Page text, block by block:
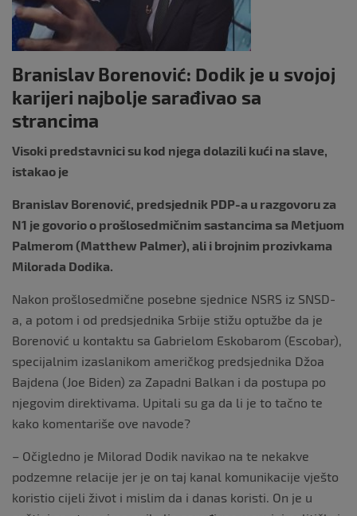
Branislav Borenović: Dodik je u svojoj
karijeri najbolje sarađivao sa
strancima
Visoki predstavnici su kod njega dolazili kući na slave,
istakao je
Branislav Borenović, predsjednik PDP-a u razgovoru za
N1 je govorio o prošlosedmičnim sastancima sa Metjuom
Palmerom (Matthew Palmer), ali i brojnim prozivkama
Milorada Dodika.
Nakon prošlosedmične posebne sjednice NSRS iz SNSD-
a, a potom i od predsjednika Srbije stižu optužbe da je
Borenović u kontaktu sa Gabrielom Eskobarom (Escobar),
specijalnim izaslanikom američkog predsjednika Džoa
Bajdena (Joe Biden) za Zapadni Balkan i da postupa po
njegovim direktivama. Upitali su ga da li je to tačno te
kako komentariše ove navode?
– Očigledno je Milorad Dodik navikao na te nekakve
podzemne relacije jer je on taj kanal komunikacije vješto
koristio cijeli život i mislim da i danas koristi. On je u